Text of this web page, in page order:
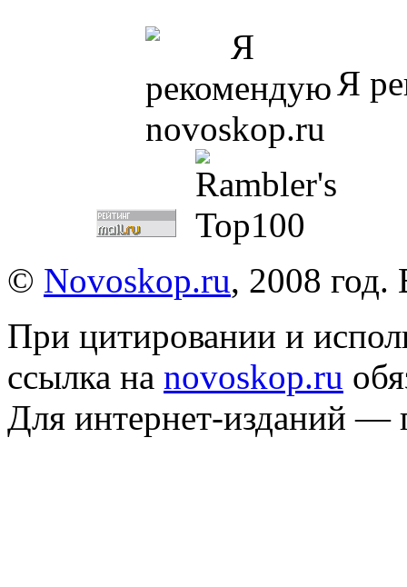
Я
© Novoskop.ru, 2008
При цитировании и
ссылка на novoskop.ru
Для интернет-изданий —